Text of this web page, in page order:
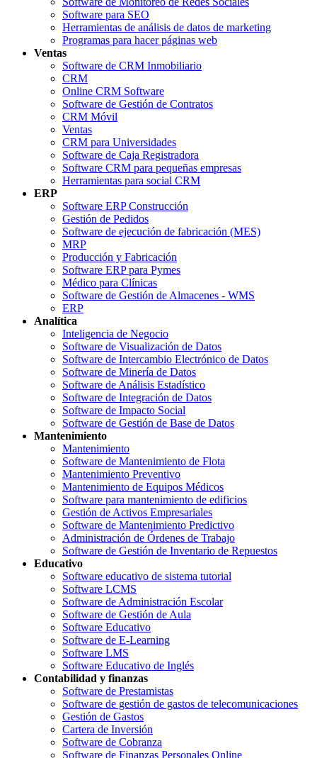
Software para SEO
Herramientas de análisis de datos de marketing
Programas para hacer páginas web
Ventas
Software de CRM Inmobiliario
CRM
Online CRM Software
Software de Gestión de Contratos
CRM Móvil
Ventas
CRM para Universidades
Software de Caja Registradora
Software CRM para pequeñas empresas
Herramientas para social CRM
ERP
Software ERP Construcción
Gestión de Pedidos
Software de ejecución de fabricación (MES)
MRP
Producción y Fabricación
Software ERP para Pymes
Médico para Clínicas
Software de Gestión de Almacenes - WMS
ERP
Analítica
Inteligencia de Negocio
Software de Visualización de Datos
Software de Intercambio Electrónico de Datos
Software de Minería de Datos
Software de Análisis Estadístico
Software de Integración de Datos
Software de Impacto Social
Software de Gestión de Base de Datos
Mantenimiento
Mantenimiento
Software de Mantenimiento de Flota
Mantenimiento Preventivo
Mantenimiento de Equipos Médicos
Software para mantenimiento de edificios
Gestión de Activos Empresariales
Software de Mantenimiento Predictivo
Administración de Órdenes de Trabajo
Software de Gestión de Inventario de Repuestos
Educativo
Software educativo de sistema tutorial
Software LCMS
Software de Administración Escolar
Software de Gestión de Aula
Software Educativo
Software de E-Learning
Software LMS
Software Educativo de Inglés
Contabilidad y finanzas
Software de Prestamistas
Software de gestión de gastos de telecomunicaciones
Gestión de Gastos
Cartera de Inversión
Software de Cobranza
Software de Finanzas Personales Online